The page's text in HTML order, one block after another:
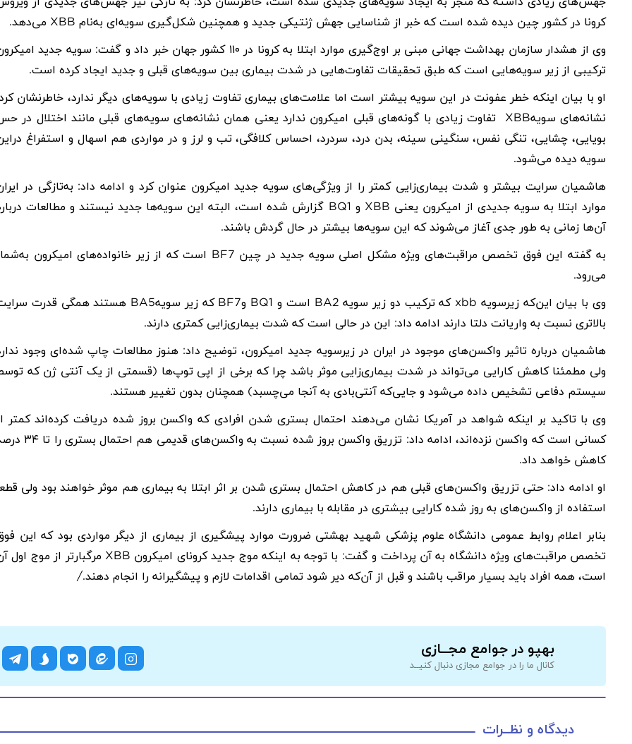
کرونا در کشور چین دیده شده است که خبر از شناسایی جهش ژنتیکی جدید و همچنین شکل‌گیری سویه‌ای به‌نام XBB می‌دهد.
وی از هشدار سازمان بهداشت جهانی مبنی بر اوج‌گیری موارد ابتلا به کرونا در ۱۱۰ کشور جهان خبر داد و گفت: سویه جدید
ترکیبی از زیر سویه‌هایی است که طبق تحقیقات تفاوت‌هایی در شدت بیماری بین سویه‌های قبلی و جدید ایجاد کرده است.
او با بیان اینکه خطر عفونت در این سویه بیشتر است اما علامت‌های بیماری تفاوت زیادی با سویه‌های دیگر ندارد، خاطرنشان
نشانه‌های سویهXBB تفاوت زیادی با گونه‌های قبلی امیکرون ندارد یعنی همان نشانه‌های سویه‌های قبلی مانند اختلال در
بویایی، چشایی، تنگی نفس، سنگینی سینه، بدن درد، سردرد، احساس کلافگی، تب و لرز و در مواردی هم اسهال و استفراغ
سویه دیده می‌شود.
هاشمیان سرایت بیشتر و شدت بیماری‌زایی کمتر را از ویژگی‌های سویه جدید امیکرون عنوان کرد و ادامه داد: به‌تازگی در
موارد ابتلا به سویه جدیدی از امیکرون یعنی XBB و BQ1 گزارش شده است، البته این سویه‌ها جدید نیستند و مطالعات
آن‌ها زمانی به طور جدی آغاز می‌شوند که این سویه‌ها بیشتر در حال گردش باشند.
به گفته این فوق تخصص مراقبت‌های ویژه مشکل اصلی سویه جدید در چین BF7 است که از زیر خانواده‌های امیکرون
می‌رود.
وی با بیان این‌که زیرسویه xbbکه ترکیب دو زیر سویهBA2 است و BQ1 وBF7که زیر سویهBA5 هستند همگی قدرت
بالاتری نسبت به واریانت دلتا دارند ادامه داد: این در حالی است که شدت بیماری‌زایی کمتری دارند.
هاشمیان درباره تاثیر واکسن‌های موجود در ایران در زیرسویه جدید امیکرون، توضیح داد: هنوز مطالعات چاپ شده‌ای وجود
ولی مطمئنا کاهش کارایی می‌تواند در شدت بیماری‌زایی موثر باشد چرا که برخی از اپی توپ‌ها (قسمتی از یک آنتی ژن که
سیستم دفاعی تشخیص داده می‌شود و جایی‌که آنتی‌بادی به آنجا می‌چسبد) همچنان بدون تغییر هستند.
وی با تاکید بر اینکه شواهد در آمریکا نشان می‌دهند احتمال بستری شدن افرادی‌ که واکسن بروز شده دریافت کرده‌اند کمتر
کسانی است که واکسن نزده‌اند، ادامه داد: تزریق واکسن بروز شده نسبت به واکسن‌های قدیمی
کاهش خواهد داد.
او ادامه داد: حتی تزریق واکسن‌های قبلی هم در کاهش احتمال بستری شدن بر اثر ابتلا به بیماری هم موثر خواهند بود ولی
استفاده از واکسن‌های به روز شده کارایی بیشتری در مقابله با بیماری دارند.
بنابر اعلام روابط عمومی دانشگاه علوم پزشکی شهید بهشتی ضرورت موارد پیشگیری از بیماری از دیگر مواردی بود که این
تخصص مراقبت‌های ویژه دانشگاه به آن پرداخت و گفت: با توجه به اینکه موج جدید کرونای امیکرون XBB مرگبارتر از موج اول
است، همه افراد باید بسیار مراقب باشند و قبل از آن‌که دیر شود تمامی اقدامات لازم و پیشگیرانه را انجام دهند.
/
بهپو در جوامع مجــازی
کانال ما را در جوامع مجازی دنبال کنیــد
دیدگاه و نظــرات